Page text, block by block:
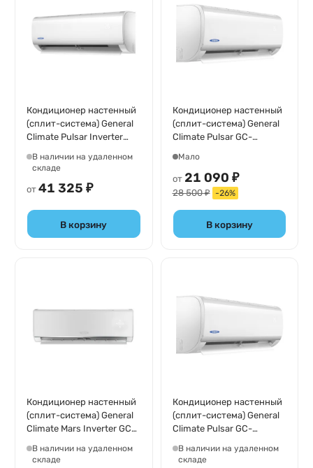
Кондиционер настенный
(сплит-система) General
Climate Pulsar Inverter
В наличии на удаленном
складе
от 41 325 ₽
В корзину
Кондиционер настенный
(сплит-система) General
Climate Pulsar GC-
Мало
от 21 090 ₽
28 500 ₽ -26%
В корзину
Кондиционер настенный
(сплит-система) General
Climate Mars Inverter GC-
В наличии на удаленном
складе
Кондиционер настенный
(сплит-система) General
Climate Pulsar GC-
В наличии на удаленном
складе